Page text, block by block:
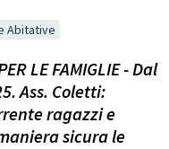
Abitative
LE FAMIGLIE - Dal
Ass. Coletti:
ragazzi e
sicura le